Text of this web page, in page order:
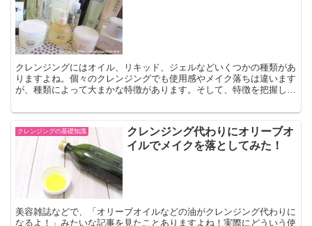
クレンジングにはオイル、リキッド、ジェルなどいくつかの種類があ
りますよね。個々のクレンジングでも使用感やメイク落ちは違います
が、種類によって大まかな特徴があります。そして、特徴を把握して
クレンジングの基礎知識
クレンジング代わりにオリーブオ
イルでメイクを落としてみた！
美容雑誌などで、「オリーブオイルなどの油がクレンジング代わりに
なるよ！」みたいな記事を見たことありますよね！実際にどういう使